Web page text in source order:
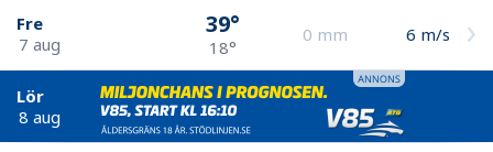
Fre
7 aug
39°
18°
0 mm 6 m/s
Lör
8 aug